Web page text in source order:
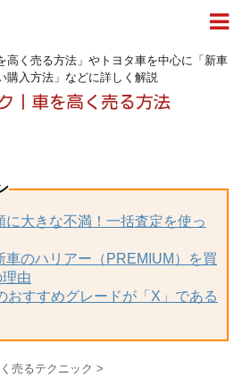
高く売る方法」やトヨタ車を中心に「新車
購入方法」などに詳しく解説
に大きな不満！一括査定を使っ
車のハリアー（PREMIUM）を買
由
おすすめグレードが「X」である
売るテクニック >